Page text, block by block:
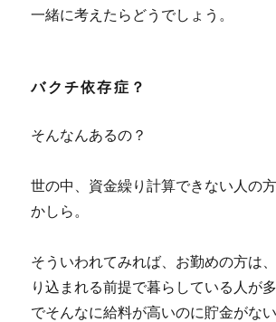
一緒に考えたらどうでしょう。
バクチ依存症？
そんなんあるの？
世の中、資金繰り計算できない人の
かしら。
そういわれてみれば、お勤めの方は
り込まれる前提で暮らしている人が
でそんなに給料が高いのに貯金がな